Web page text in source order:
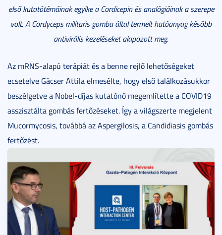
első kutatótémáinak egyike a Cordicepin és analógiáinak a szerepe
volt. A Cordyceps militaris gomba által termelt hatóanyag később
antivirális kezeléseket alapozott meg.
Az mRNS-alapú terápiát és a benne rejlő lehetőségeket
ecsetelve Gácser Attila elmesélte, hogy első találkozásukkor
beszélgetve a Nobel-díjas kutatónő megemlítette a COVID19
asszisztálta gombás fertőzéseket. Így a világszerte megjelent
Mucormycosis, továbbá az Aspergilosis, a Candidiasis gombás
fertőzést.